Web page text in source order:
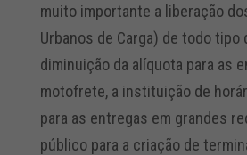
muito importante a liberação
Urbanos de Carga) de todo tipo
diminuição da alíquota para as
motofrete, a instituição de
para as entregas em grandes
público para a criação de